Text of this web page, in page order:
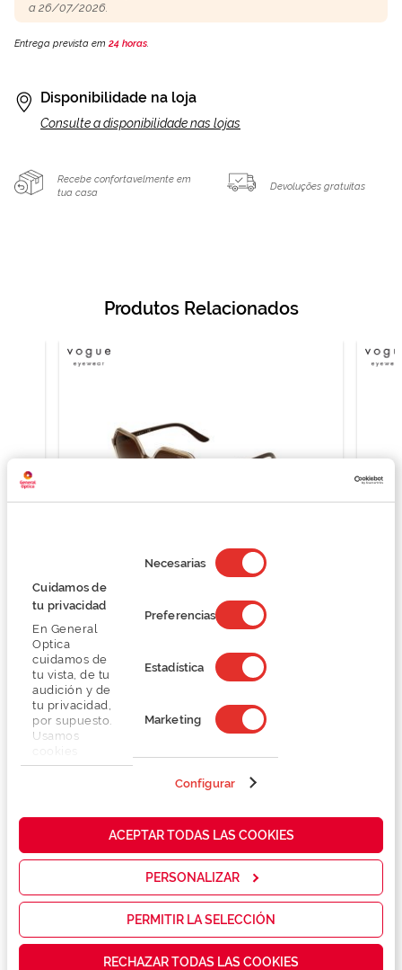
Cuidamos de
tu privacidad
En General
Optica
cuidamos de
tu vista, de tu
audición y de
tu privacidad,
por supuesto.
Usamos
propias y de
cómo mejorar
servicios y
las
que realmente
de
consentimiento
Necesarias
Preferencias
Estadística
Marketing
Configurar
ACEPTAR TODAS LAS COOKIES
PERSONALIZAR
PERMITIR LA SELECCIÓN
RECHAZAR TODAS LAS COOKIES
a 26/07/2026.
Entrega prevista em24 horas.
Disponibilidade na loja
Consulte a disponibilidade nas lojas
Recebe confortavelmente em
tua casa
Devoluções gratuitas
Produtos Relacionados
Vogue 0VO5361S
76,12 €
Conselhos